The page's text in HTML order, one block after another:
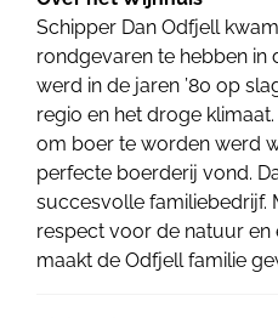
Schipper Dan Odfjell
rondgevaren te hebben in
werd in de jaren ’80 op
regio en het droge
om boer te worden werd
perfecte boerderij vond.
succesvolle familiebedrijf.
respect voor de natuur
maakt de Odfjell familie